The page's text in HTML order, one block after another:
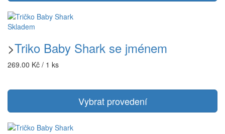
Skladem
>Triko Baby Shark se jménem
269.00 Kč / 1 ks
Vybrat provedení